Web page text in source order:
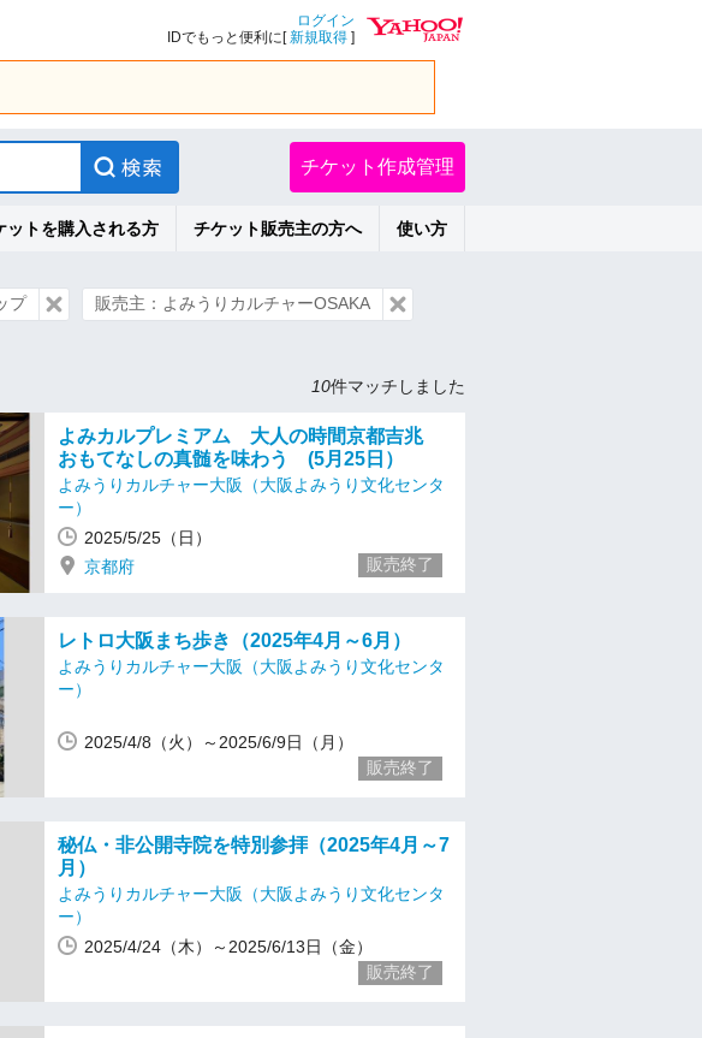
ログイン
IDでもっと便利に[新規取得 ]
チケット作成管理
ットを購入される方 チケット販売主の方へ 使い方
プ 販売主：よみうりカルチャーOSAKA
10件マッチしました
よみカルプレミアム 大人の時間京都吉兆
おもてなしの真髄を味わう (5月25日）
よみうりカルチャー大阪（大阪よみうり文化センタ
ー）
2025/5/25（日）
京都府
販売終了
レトロ大阪まち歩き（2025年4月～6月）
よみうりカルチャー大阪（大阪よみうり文化センタ
ー）
2025/4/8（火）～2025/6/9日（月）
販売終了
秘仏・非公開寺院を特別参拝（2025年4月～7
月）
よみうりカルチャー大阪（大阪よみうり文化センタ
ー）
2025/4/24（木）～2025/6/13日（金）
販売終了